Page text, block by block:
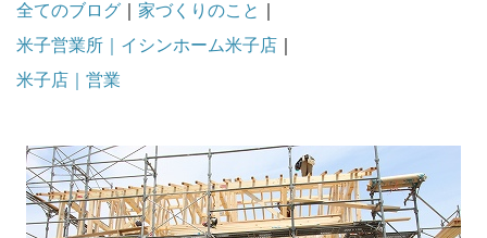
全てのブログ
家づくりのこと
米子営業所｜イシンホーム米子店
米子店｜営業